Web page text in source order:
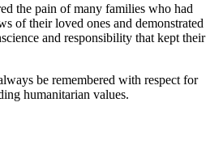
the pain of many families who had
of their loved ones and demonstrated
and responsibility that kept their
be remembered with respect for
humanitarian values.